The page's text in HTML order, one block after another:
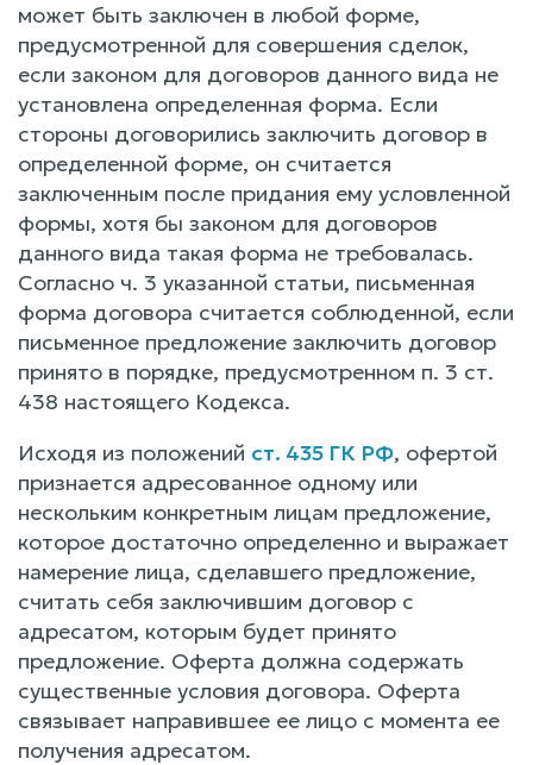
может быть заключен в любой форме,
предусмотренной для совершения сделок,
если законом для договоров данного вида не
установлена определенная форма. Если
стороны договорились заключить договор в
определенной форме, он считается
заключенным после придания ему условленной
формы, хотя бы законом для договоров
данного вида такая форма не требовалась.
Согласно ч. 3 указанной статьи, письменная
форма договора считается соблюденной, если
письменное предложение заключить договор
принято в порядке, предусмотренном п. 3 ст.
438 настоящего Кодекса.
Исходя из положений ст. 435 ГК РФ, офертой
признается адресованное одному или
нескольким конкретным лицам предложение,
которое достаточно определенно и выражает
намерение лица, сделавшего предложение,
считать себя заключившим договор с
адресатом, которым будет принято
предложение. Оферта должна содержать
существенные условия договора. Оферта
связывает направившее ее лицо с момента ее
получения адресатом.